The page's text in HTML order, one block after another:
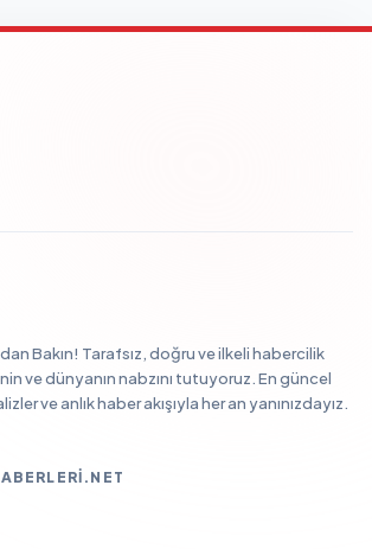
Bakın! Tarafsız, doğru ve ilkeli habercilik
ve dünyanın nabzını tutuyoruz. En güncel
ve anlık haber akışıyla her an yanınızdayız.